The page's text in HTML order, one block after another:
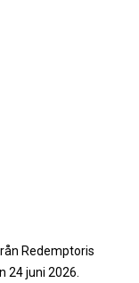
Redemptoris
24 juni 2026.